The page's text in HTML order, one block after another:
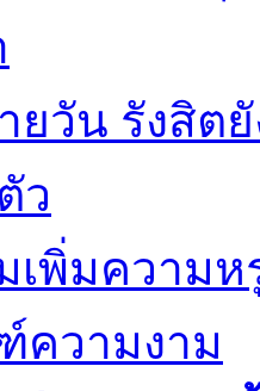
ยวัน รังสิต
ว
เพิ่มความ
วามงาม